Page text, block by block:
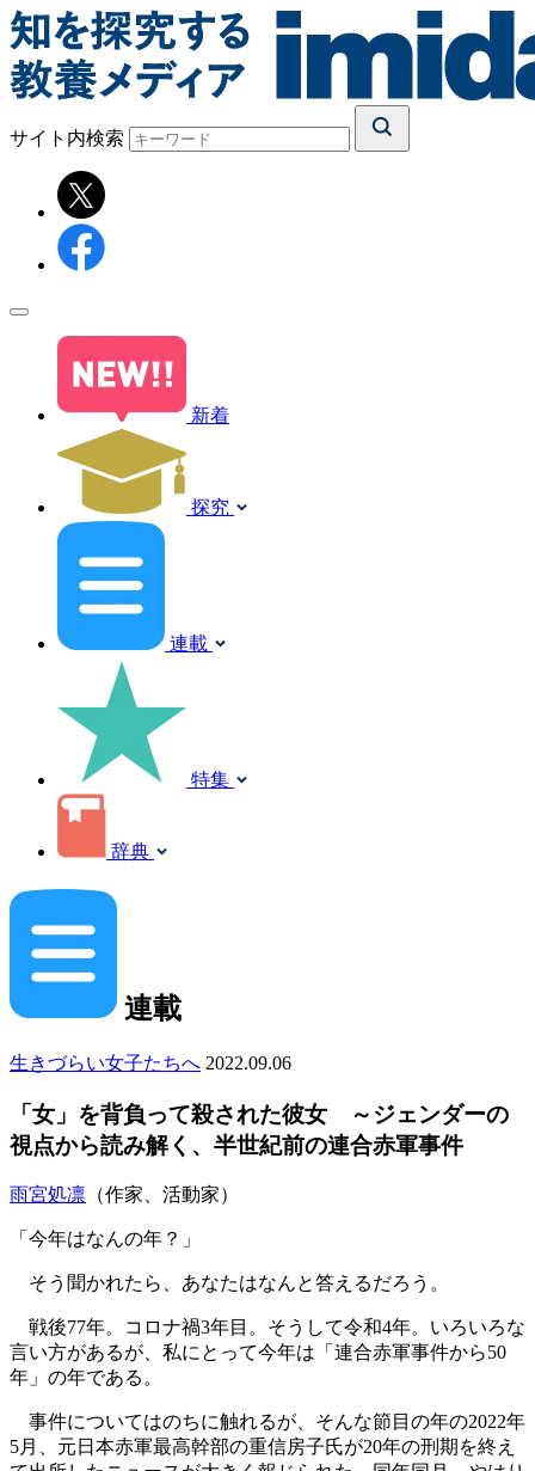
サイト内検索
新着
探究
連載
特集
辞典
連載
生きづらい女子たちへ 2022.09.06
「女」を背負って殺された彼女 ～ジェンダーの
視点から読み解く、半世紀前の連合赤軍事件
雨宮処凛 （作家、活動家）
「今年はなんの年？」
そう聞かれたら、あなたはなんと答えるだろう。
戦後77年。コロナ禍3年目。そうして令和4年。いろいろな
言い方があるが、私にとって今年は「連合赤軍事件から50
年」の年である。
事件についてはのちに触れるが、そんな節目の年の2022年
5月、元日本赤軍最高幹部の重信房子氏が20年の刑期を終え